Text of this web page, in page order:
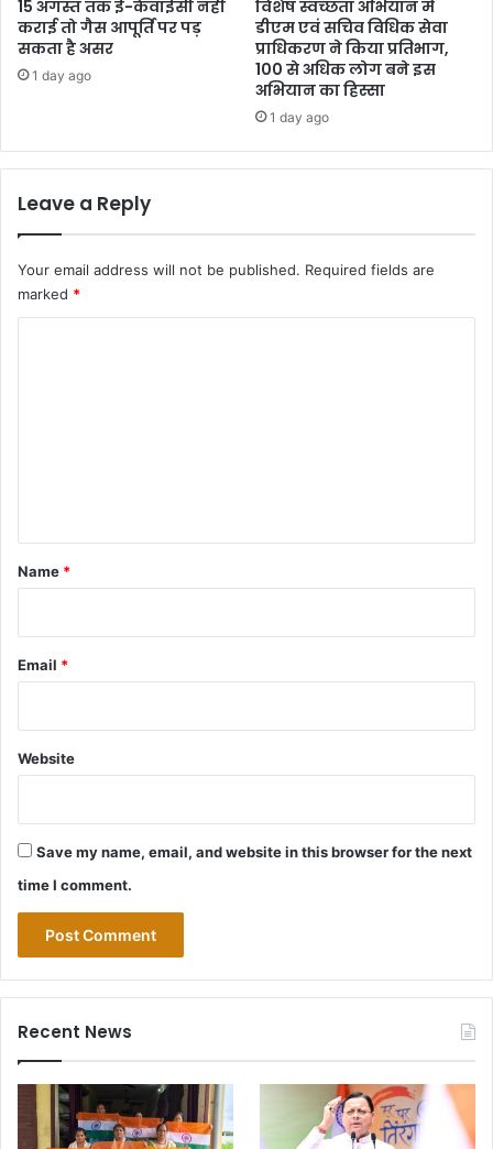
15 अगस्त तक ई-केवाईसी नहीं
कराई तो गैस आपूर्ति पर पड़
सकता है असर
1 day ago
विशेष स्वच्छता अभियान में
डीएम एवं सचिव विधिक सेवा
प्राधिकरण ने किया प्रतिभाग,
100 से अधिक लोग बने इस
अभियान का हिस्सा
1 day ago
Leave a Reply
Your email address will not be published. Required fields are
marked *
*
Name *
Email *
Website
Save my name, email, and website in this browser for the next
time I comment.
Recent News